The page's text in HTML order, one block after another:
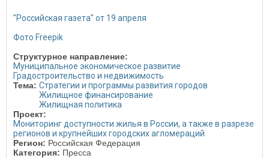
"Российская газета" от 19 апреля
Фото Freepik
Структурное направление:
Муниципальное экономическое развитие
Градостроительство и недвижимость
Тема: Стратегии и программы развития городов
Жилищное финансирование
Жилищная политика
Проект:
Мониторинг доступности жилья в России, а также в разрезе
регионов и крупнейших городских агломераций
Регион: Российская Федерация
Категория: Пресса